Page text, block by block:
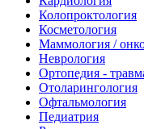
Колопроктология
Косметология
Маммология /
Неврология
Ортопедия -
Отоларингология
Офтальмология
Педиатрия